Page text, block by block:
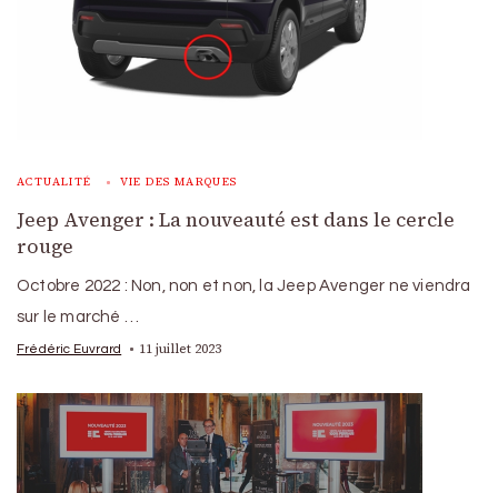
ACTUALITÉ VIE DES MARQUES
Jeep Avenger : La nouveauté est dans le cercle
rouge
Octobre 2022 : Non, non et non, la Jeep Avenger ne viendra
sur le marché …
Frédéric Euvrard 11 juillet 2023